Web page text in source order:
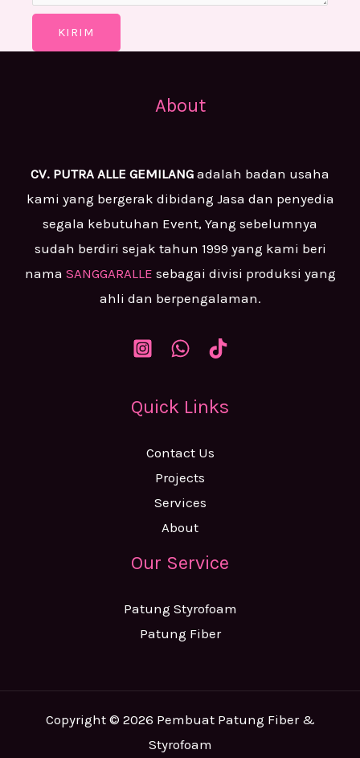
KIRIM
About
CV. PUTRA ALLE GEMILANG adalah badan usaha
kami yang bergerak dibidang Jasa dan penyedia
segala kebutuhan Event, Yang sebelumnya
sudah berdiri sejak tahun 1999 yang kami beri
nama SANGGARALLE sebagai divisi produksi yang
ahli dan berpengalaman.
Quick Links
Contact Us
Projects
Services
About
Our Service
Patung Styrofoam
Patung Fiber
Copyright © 2026 Pembuat Patung Fiber &
Styrofoam